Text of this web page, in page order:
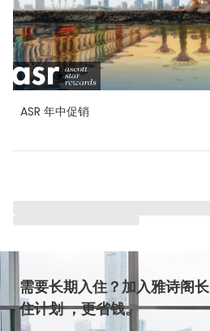
ASR 年中促销
需要长期入住？加入雅诗阁长
住计划 ，更省钱。